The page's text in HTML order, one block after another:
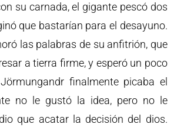
su carnada, el gigante pescó dos
que bastarían para el desayuno.
las palabras de su anfitrión, que
a tierra firme, y esperó un poco
finalmente picaba el
no le gustó la idea, pero no le
que acatar la decisión del dios.